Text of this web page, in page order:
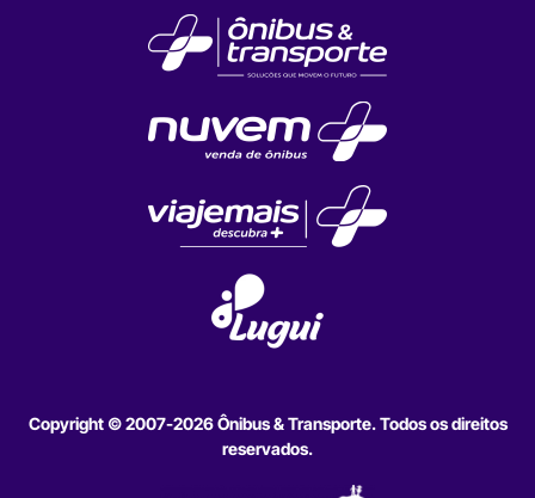
Copyright © 2007-2026 Ônibus & Transporte. Todos os direitos
reservados.